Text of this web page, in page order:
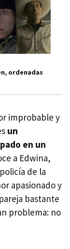
ordenadas
improbable y
un
en un
a Edwina,
de la
apasionado y
bastante
problema: no